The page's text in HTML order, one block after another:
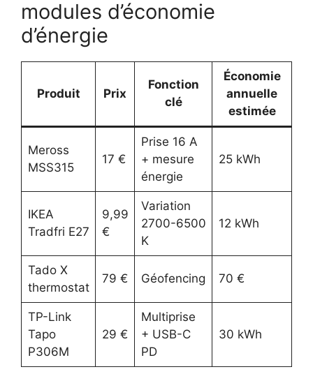
modules d’économie
d’énergie
Produit Prix
Fonction
clé
Économie
annuelle
estimée
Meross
MSS315
17 €
Prise 16 A
+ mesure
énergie
25 kWh
IKEA
Tradfri E27
9,99
€
Variation
2700-6500
K
12 kWh
Tado X
thermostat
79 € Géofencing 70 €
TP-Link
Tapo
P306M
29 €
Multiprise
+ USB-C
PD
30 kWh